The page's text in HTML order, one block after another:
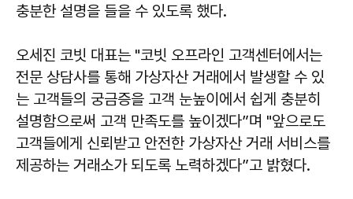
충분한 설명을 들을 수 있도록 했다.
오세진 코빗 대표는 "코빗 오프라인 고객센터에서는
전문 상담사를 통해 가상자산 거래에서 발생할 수 있
는 고객들의 궁금증을 고객 눈높이에서 쉽게 충분히
설명함으로써 고객 만족도를 높이겠다”며 "앞으로도
고객들에게 신뢰받고 안전한 가상자산 거래 서비스를
제공하는 거래소가 되도록 노력하겠다”고 밝혔다.